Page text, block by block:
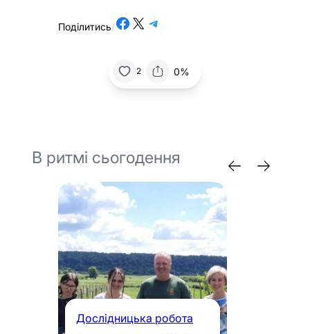
Поділитись/Share on Facebook
Share on X Share on Telegram
2 0%
В ритмі сьогодення
Дослідницька робота